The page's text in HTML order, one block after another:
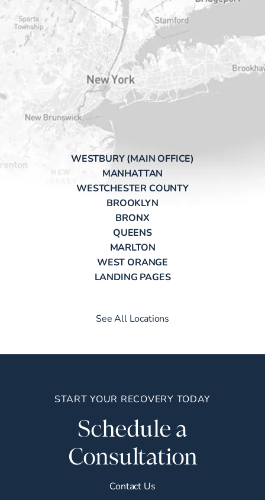
WESTBURY (MAIN OFFICE)
MANHATTAN
WESTCHESTER COUNTY
BROOKLYN
BRONX
QUEENS
MARLTON
WEST ORANGE
LANDING PAGES
See All Locations
START YOUR RECOVERY TODAY
Schedule a
Consultation
Contact Us